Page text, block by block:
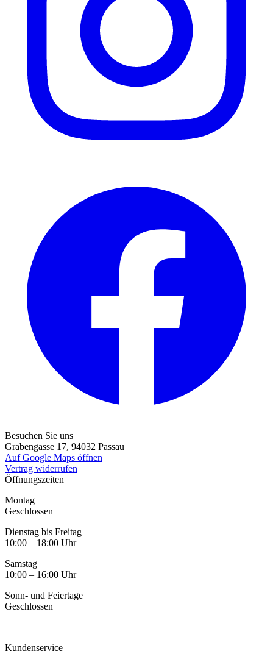
Besuchen Sie uns
Grabengasse 17, 94032 Passau
Auf Google Maps öffnen
Vertrag widerrufen
Öffnungszeiten
Montag
Geschlossen
Dienstag bis Freitag
10:00 – 18:00 Uhr
Samstag
10:00 – 16:00 Uhr
Sonn- und Feiertage
Geschlossen
Kundenservice